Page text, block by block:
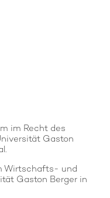
im Recht des
Gaston
Wirtschafts- und
Gaston Berger in